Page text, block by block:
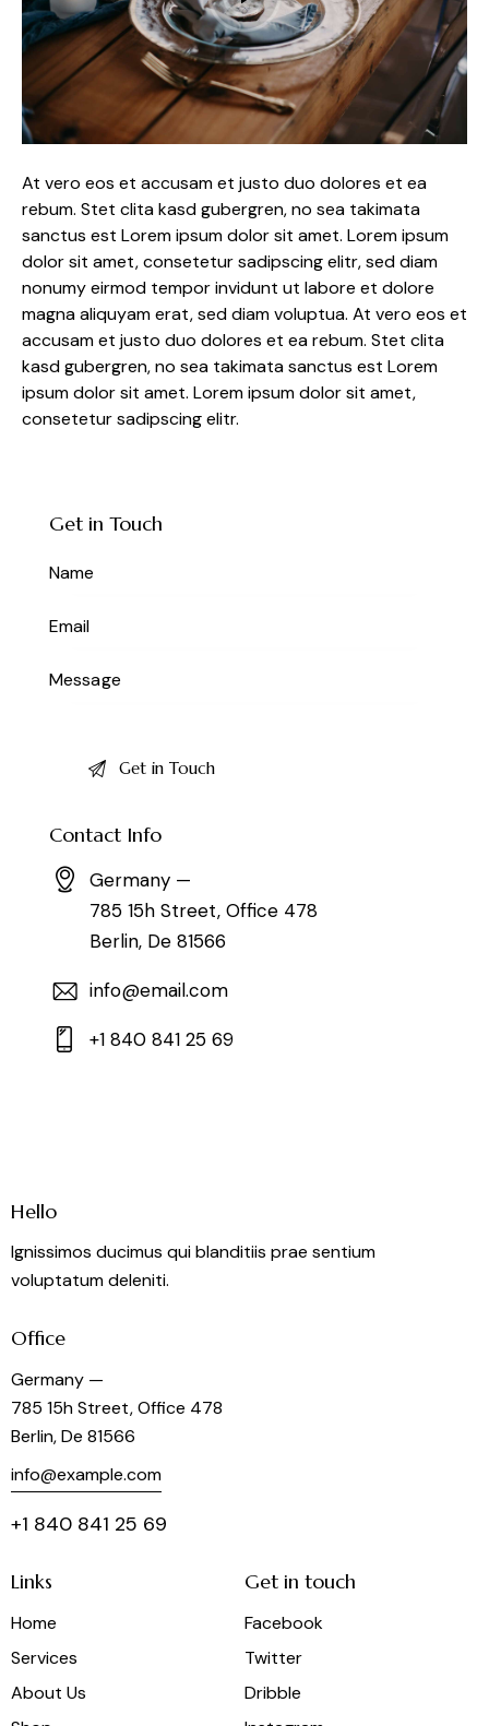
At vero eos et accusam et justo duo dolores et ea
rebum. Stet clita kasd gubergren, no sea takimata
sanctus est Lorem ipsum dolor sit amet. Lorem ipsum
dolor sit amet, consetetur sadipscing elitr, sed diam
nonumy eirmod tempor invidunt ut labore et dolore
magna aliquyam erat, sed diam voluptua. At vero eos et
accusam et justo duo dolores et ea rebum. Stet clita
kasd gubergren, no sea takimata sanctus est Lorem
ipsum dolor sit amet. Lorem ipsum dolor sit amet,
consetetur sadipscing elitr.
Get in Touch
Contact Info
Germany —
785 15h Street, Office 478
Berlin, De 81566
info@email.com
+1 840 841 25 69
Hello
Ignissimos ducimus qui blanditiis prae sentium
voluptatum deleniti.
Office
Germany —
785 15h Street, Office 478
Berlin, De 81566
info@example.com
+1 840 841 25 69
Links
Home
Services
About Us
Get in touch
Facebook
Twitter
Dribble